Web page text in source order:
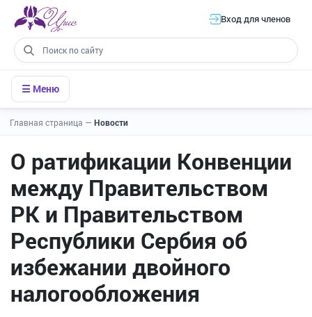
Вход для членов
☰ Меню
Главная страница — Новости
О ратификации Конвенции
между Правительством
РК и Правительством
Республики Сербия об
избежании двойного
налогообложения